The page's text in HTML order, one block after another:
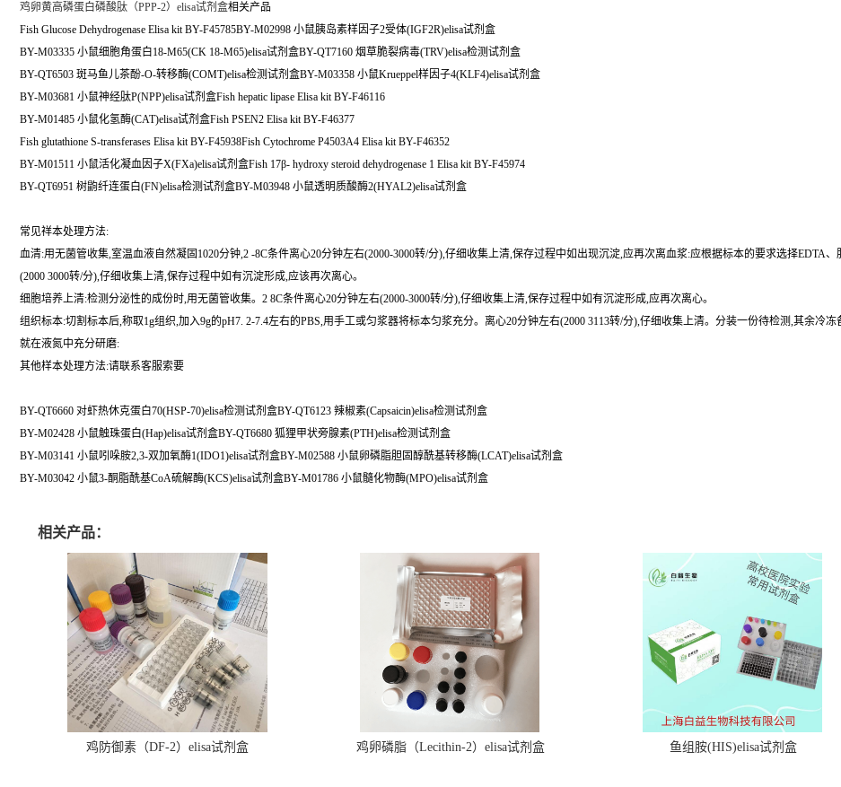
鸡卵黄高磷蛋白磷酸肽（PPP-2）elisa试剂盒相关产品
Fish Glucose Dehydrogenase Elisa kit BY-F45785BY-M02998 小鼠胰岛素样因子2受体(IGF2R)elisa试剂盒
BY-M03335 小鼠细胞角蛋白18-M65(CK 18-M65)elisa试剂盒BY-QT7160 烟草脆裂病毒(TRV)elisa检测试剂盒
BY-QT6503 斑马鱼儿茶酚-O-转移酶(COMT)elisa检测试剂盒BY-M03358 小鼠Krueppel样因子4(KLF4)elisa试剂盒
BY-M03681 小鼠神经肽P(NPP)elisa试剂盒Fish hepatic lipase Elisa kit BY-F46116
BY-M01485 小鼠化氢酶(CAT)elisa试剂盒Fish PSEN2 Elisa kit BY-F46377
Fish glutathione S-transferases Elisa kit BY-F45938Fish Cytochrome P4503A4 Elisa kit BY-F46352
BY-M01511 小鼠活化凝血因子X(FXa)elisa试剂盒Fish 17β- hydroxy steroid dehydrogenase 1 Elisa kit BY-F45974
BY-QT6951 树鼩纤连蛋白(FN)elisa检测试剂盒BY-M03948 小鼠透明质酸酶2(HYAL2)elisa试剂盒
常见祥本处理方法:
血清:用无菌管收集,室温血液自然凝固1020分钟,2 -8C条件离心20分钟左右(2000-3000转/分),仔细收集上清,保存过程中如出现沉淀,应再次离血浆:应根据标本的要求选择EDTA
(2000 3000转/分),仔细收集上清,保存过程中如有沉淀形成,应该再次离心。
细胞培养上清:检测分泌性的成份时,用无菌管收集。2 8C条件离心20分钟左右(2000-3000转/分),仔细收集上清,保存过程中如有沉淀形成,应再次离心。
组织标本:切割标本后,称取1g组织,加入9g的pH7. 2-7.4左右的PBS,用手工或匀浆器将标本匀浆充分。离心20分钟左右(2000 3113转/分),仔细收集上清。分装一份待检测,其余冷
就在液氮中充分研磨:
其他样本处理方法:请联系客服索要
BY-QT6660 对虾热休克蛋白70(HSP-70)elisa检测试剂盒BY-QT6123 辣椒素(Capsaicin)elisa检测试剂盒
BY-M02428 小鼠触珠蛋白(Hap)elisa试剂盒BY-QT6680 狐狸甲状旁腺素(PTH)elisa检测试剂盒
BY-M03141 小鼠吲哚胺2,3-双加氧酶1(IDO1)elisa试剂盒BY-M02588 小鼠卵磷脂胆固醇酰基转移酶(LCAT)elisa试剂盒
BY-M03042 小鼠3-酮脂酰基CoA硫解酶(KCS)elisa试剂盒BY-M01786 小鼠髓化物酶(MPO)elisa试剂盒
相关产品：
鸡防御素（DF-2）elisa试剂盒 鸡卵磷脂（Lecithin-2）elisa试剂盒 鱼组胺(HIS)elisa试剂盒